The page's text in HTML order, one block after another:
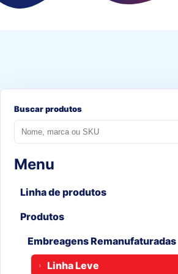
Buscar produtos
Menu
Linha de produtos
Produtos
Embreagens Remanufaturadas
Linha Leve